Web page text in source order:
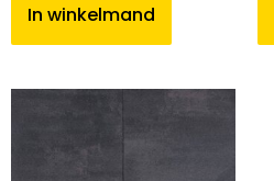
In winkelmand